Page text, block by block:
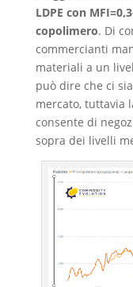
LDPE con
copolimero. Di
commercianti
materiali a un
può dire che ci
mercato, tuttavia
consente di
sopra dei livelli